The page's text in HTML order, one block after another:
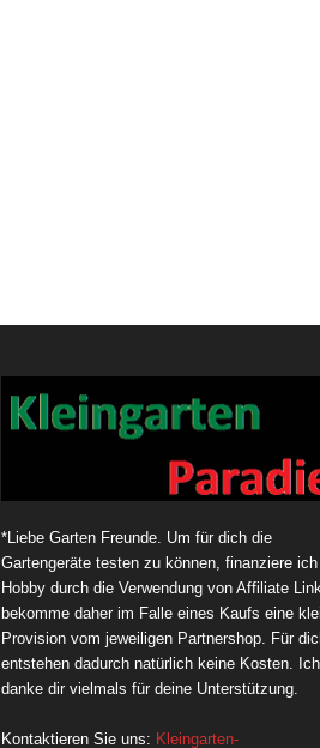
*Liebe Garten Freunde. Um für dich die
Gartengeräte testen zu können, finanziere
Hobby durch die Verwendung von Affiliate
bekomme daher im Falle eines Kaufs eine
Provision vom jeweiligen Partnershop. Für
entstehen dadurch natürlich keine Kosten. Ich
danke dir vielmals für deine Unterstützung.
Kontaktieren Sie uns: Kleingarten-